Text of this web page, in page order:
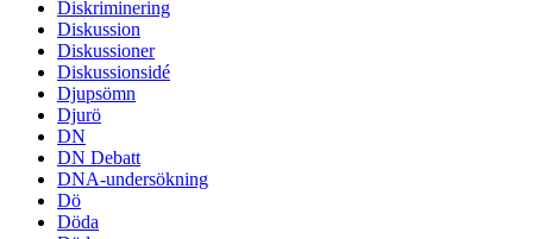
Diskriminering
Diskussion
Diskussioner
Diskussionsidé
Djupsömn
Djurö
DN
DN Debatt
DNA-undersökning
Dö
Döda